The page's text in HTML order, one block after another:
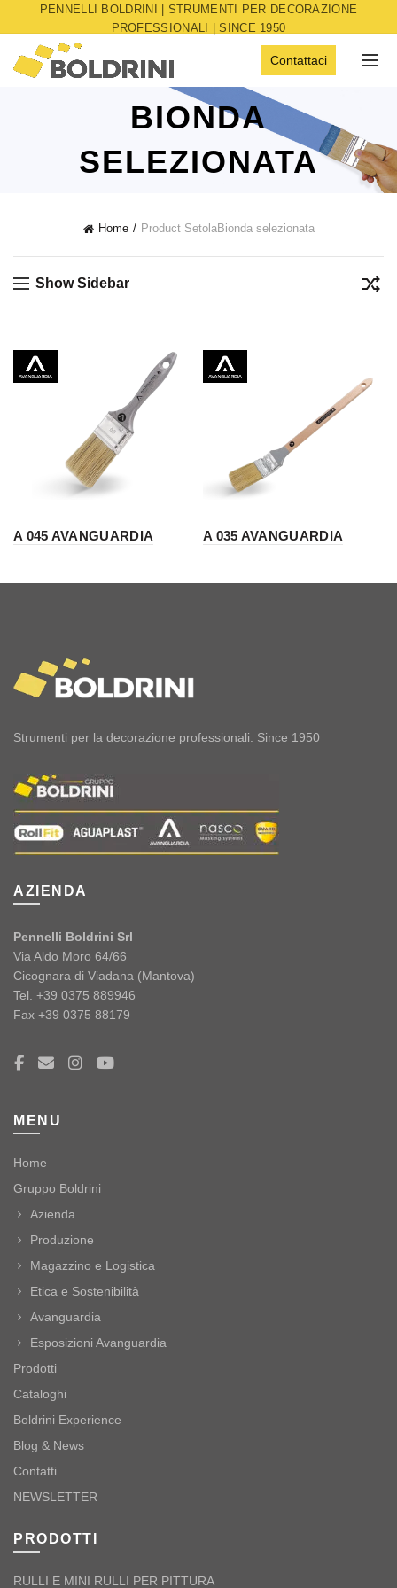
PENNELLI BOLDRINI | STRUMENTI PER DECORAZIONE
PROFESSIONALI | SINCE 1950
Contattaci
BIONDA
SELEZIONATA
Home Product SetolaBionda selezionata
Show Sidebar
A 045 AVANGUARDIA A 035 AVANGUARDIA
Strumenti per la decorazione professionali. Since 1950
AZIENDA
Pennelli Boldrini Srl
Via Aldo Moro 64/66
Cicognara di Viadana (Mantova)
Tel. +39 0375 889946
Fax +39 0375 88179
MENU
Home
Gruppo Boldrini
Azienda
Produzione
Magazzino e Logistica
Etica e Sostenibilità
Avanguardia
Esposizioni Avanguardia
Prodotti
Cataloghi
Boldrini Experience
Blog & News
Contatti
NEWSLETTER
PRODOTTI
RULLI E MINI RULLI PER PITTURA